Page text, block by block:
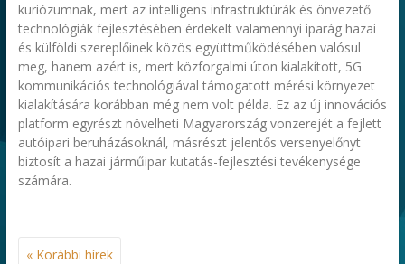
kuriózumnak, mert az intelligens infrastruktúrák és önvezető
technológiák fejlesztésében érdekelt valamennyi iparág hazai
és külföldi szereplőinek közös együttműködésében valósul
meg, hanem azért is, mert közforgalmi úton kialakított, 5G
kommunikációs technológiával támogatott mérési környezet
kialakítására korábban még nem volt példa. Ez az új innovációs
platform egyrészt növelheti Magyarország vonzerejét a fejlett
autóipari beruházásoknál, másrészt jelentős versenyelőnyt
biztosít a hazai járműipar kutatás-fejlesztési tevékenysége
számára.
« Korábbi hírek